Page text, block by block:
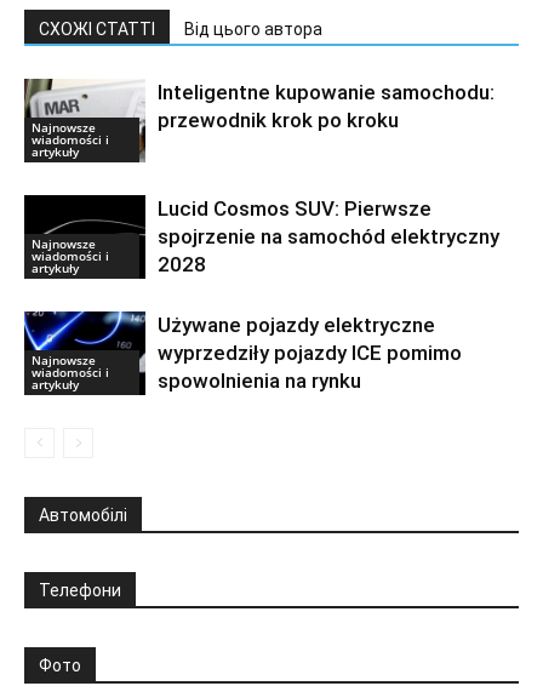
СХОЖІ СТАТТІ Від цього автора
Najnowsze
wiadomości i
artykuły
Inteligentne kupowanie samochodu:
przewodnik krok po kroku
Najnowsze
wiadomości i
artykuły
Lucid Cosmos SUV: Pierwsze
spojrzenie na samochód elektryczny
2028
Najnowsze
wiadomości i
artykuły
Używane pojazdy elektryczne
wyprzedziły pojazdy ICE pomimo
spowolnienia na rynku
Автомобілі
Телефони
Фото